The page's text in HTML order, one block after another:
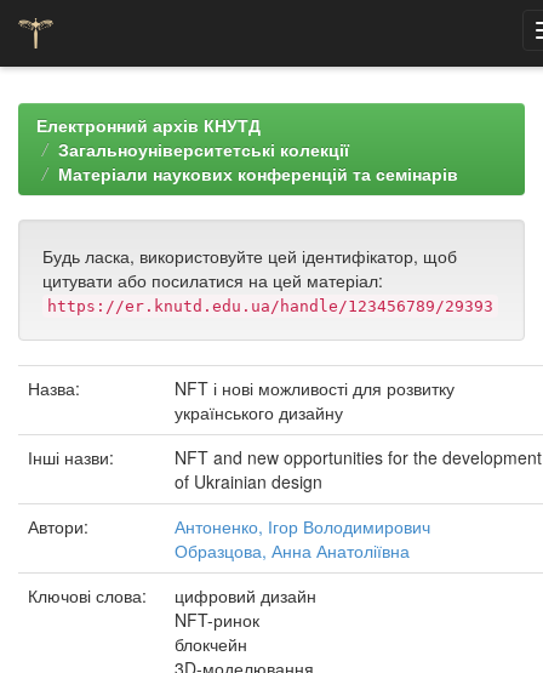
navigationЕлектронний архів КНУТД
Загальноуніверситетські колекції
Матеріали наукових конференцій та семінарів
Будь ласка, використовуйте цей ідентифікатор, щоб
цитувати або посилатися на цей матеріал:
https://er.knutd.edu.ua/handle/123456789/29393
Назва:
NFT і нові можливості для розвитку
українського дизайну
Інші назви:
NFT and new opportunities for the development
of Ukrainian design
Автори:
Антоненко, Ігор Володимирович
Образцова, Анна Анатоліївна
Ключові слова:
цифровий дизайн
NFT-ринок
блокчейн
3D-моделювання